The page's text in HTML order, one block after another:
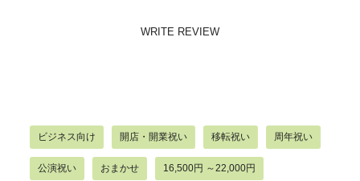
WRITE REVIEW
ビジネス向け 開店・開業祝い 移転祝い 周年祝い
公演祝い おまかせ 16,500円 ～22,000円